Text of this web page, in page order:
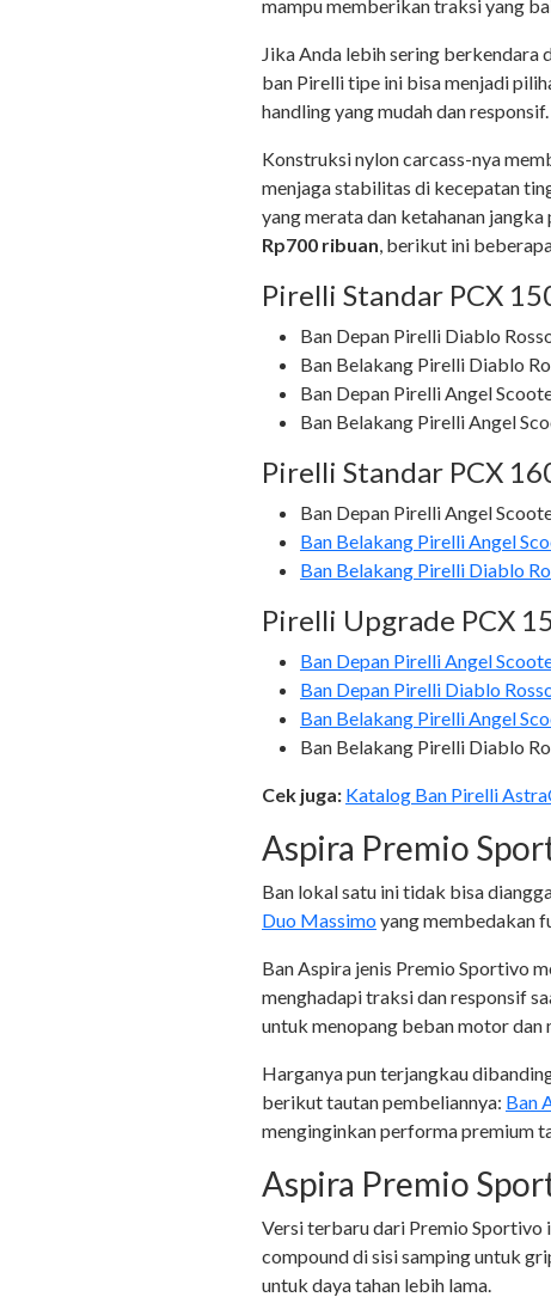
mampu memberikan traksi yang
Jika Anda lebih sering berkendara
ban Pirelli tipe ini bisa menjadi
handling yang mudah dan responsif.
Konstruksi nylon carcass-nya
menjaga stabilitas di kecepatan
yang merata dan ketahanan
Rp700 ribuan, berikut ini
Pirelli Standar PCX
Ban Depan Pirelli Diablo
Ban Belakang Pirelli Diablo
Ban Depan Pirelli Angel
Ban Belakang Pirelli Angel
Pirelli Standar PCX
Ban Depan Pirelli Angel
Ban Belakang Pirelli Angel
Ban Belakang Pirelli Diablo
Pirelli Upgrade PCX
Ban Depan Pirelli Angel
Ban Depan Pirelli Diablo
Ban Belakang Pirelli Angel
Ban Belakang Pirelli Diablo
Cek juga: Katalog Ban Pirelli
Aspira Premio
Ban lokal satu ini tidak bisa
Duo Massimoyang membedakan
Ban Aspira jenis Premio Sportivo
menghadapi traksi dan responsif
untuk menopang beban motor dan
Harganya pun terjangkau
berikut tautan pembeliannya: Ban
menginginkan performa premium
Aspira Premio
Versi terbaru dari Premio Sportivo
compound di sisi samping untuk
untuk daya tahan lebih lama.